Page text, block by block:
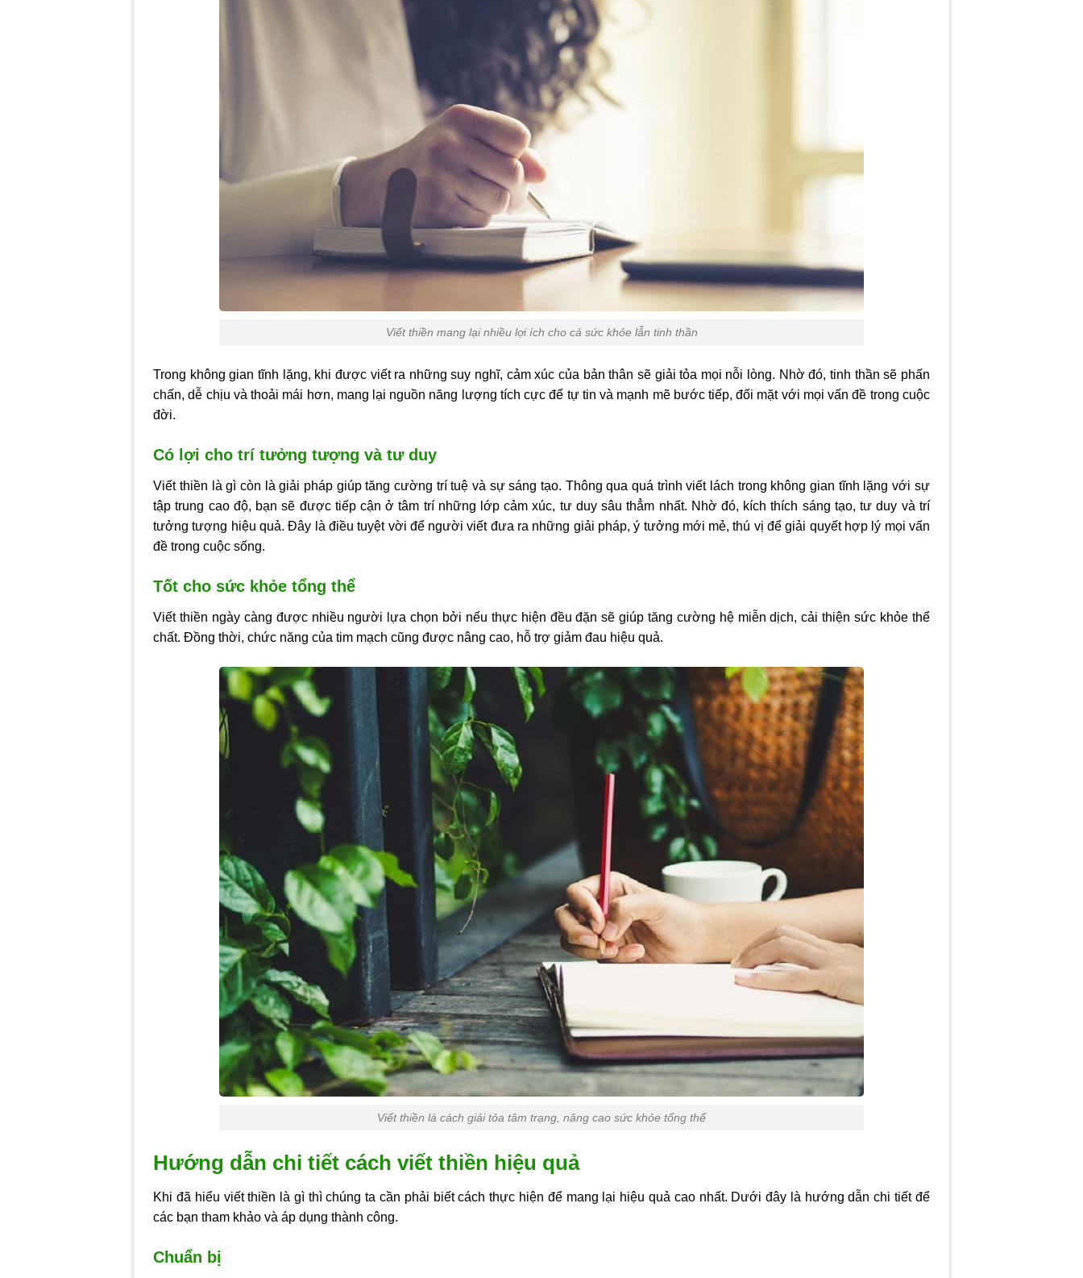
Viết thiền mang lại nhiều lợi ích cho cả sức khỏe lẫn tinh thần
Trong không gian tĩnh lặng, khi được viết ra những suy nghĩ, cảm xúc của bản thân sẽ giải tỏa mọi nỗi lòng. Nhờ đó, tinh thần sẽ phấn
chấn, dễ chịu và thoải mái hơn, mang lại nguồn năng lượng tích cực để tự tin và mạnh mẽ bước tiếp, đối mặt với mọi vấn đề trong cuộc
đời.
Có lợi cho trí tưởng tượng và tư duy
Viết thiền là gì còn là giải pháp giúp tăng cường trí tuệ và sự sáng tạo. Thông qua quá trình viết lách trong không gian tĩnh lặng với sự
tập trung cao độ, bạn sẽ được tiếp cận ở tâm trí những lớp cảm xúc, tư duy sâu thẳm nhất. Nhờ đó, kích thích sáng tạo, tư duy và trí
tưởng tượng hiệu quả. Đây là điều tuyệt vời để người viết đưa ra những giải pháp, ý tưởng mới mẻ, thú vị để giải quyết hợp lý mọi vấn
đề trong cuộc sống.
Tốt cho sức khỏe tổng thể
Viết thiền ngày càng được nhiều người lựa chọn bởi nếu thực hiện đều đặn sẽ giúp tăng cường hệ miễn dịch, cải thiện sức khỏe thể
chất. Đồng thời, chức năng của tim mạch cũng được nâng cao, hỗ trợ giảm đau hiệu quả.
Viết thiền là cách giải tỏa tâm trạng, nâng cao sức khỏe tổng thể
Hướng dẫn chi tiết cách viết thiền hiệu quả
Khi đã hiểu viết thiền là gì thì chúng ta cần phải biết cách thực hiện để mang lại hiệu quả cao nhất. Dưới đây là hướng dẫn chi tiết để
các bạn tham khảo và áp dụng thành công.
Chuẩn bị